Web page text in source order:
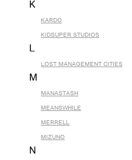
K
KARDO
KIDSUPER STUDIOS
L
LOST MANAGEMENT CITIES
M
MANASTASH
MEANSWHILE
MERRELL
MIZUNO
N